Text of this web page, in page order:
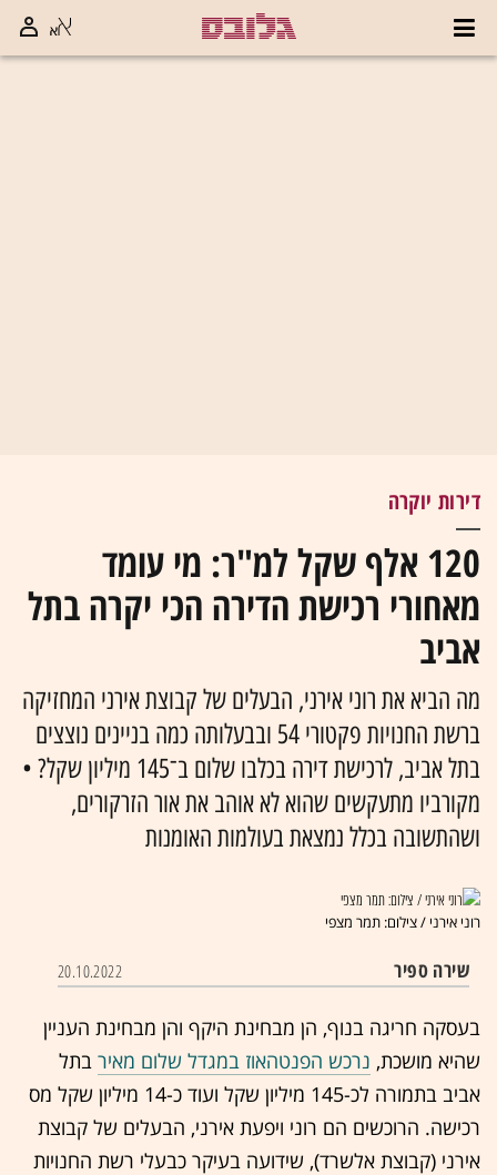
דירות יוקרה
120 אלף שקל למ"ר: מי עומד
מאחורי רכישת הדירה הכי יקרה בתל
אביב
מה הביא את רוני אירני, הבעלים של קבוצת אירני המחזיקה
ברשת החנויות פקטורי 54 ובבעלותה כמה בניינים נוצצים
בתל אביב, לרכישת דירה בכלבו שלום ב־145 מיליון שקל? •
מקורביו מתעקשים שהוא לא אוהב את אור הזרקורים,
ושהתשובה בכלל נמצאת בעולמות האומנות
רוני אירני / צילום: תמר מצפי
שירה ספיר 20.10.2022
בעסקה חריגה בנוף, הן מבחינת היקף והן מבחינת העניין
שהיא מושכת, נרכש הפנטהאוז במגדל שלום מאיר בתל
אביב בתמורה לכ-145 מיליון שקל ועוד כ-14 מיליון שקל מס
רכישה. הרוכשים הם רוני ויפעת אירני, הבעלים של קבוצת
אירני (קבוצת אלשרד), שידועה בעיקר כבעלי רשת החנויות